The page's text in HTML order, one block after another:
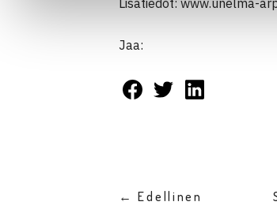
Jaa:
← Edellinen